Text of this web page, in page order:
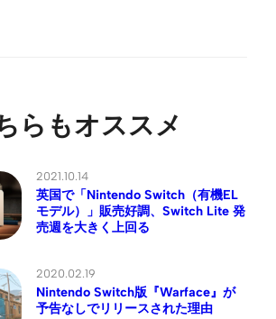
らもオススメ
2021.10.14
英国で「Nintendo Switch（有機EL
モデル）」販売好調、Switch Lite 発
売週を大きく上回る
2020.02.19
Nintendo Switch版『Warface』が
予告なしでリリースされた理由